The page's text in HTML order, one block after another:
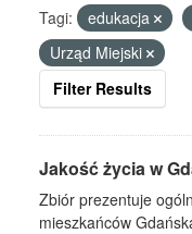
Tagi: edukacja
Urząd Miejski
Filter Results
Jakość życia w
Zbiór prezentuje
mieszkańców